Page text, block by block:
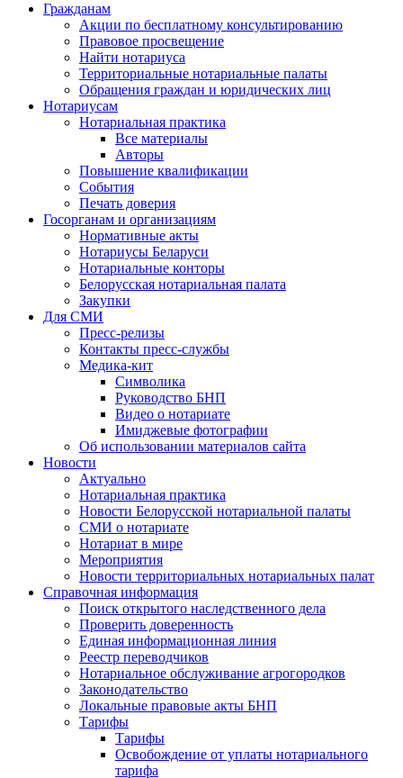
Гражданам
Акции по бесплатному консультированию
Правовое просвещение
Найти нотариуса
Территориальные нотариальные палаты
Обращения граждан и юридических лиц
Нотариусам
Нотариальная практика
Все материалы
Авторы
Повышение квалификации
События
Печать доверия
Госорганам и организациям
Нормативные акты
Нотариусы Беларуси
Нотариальные конторы
Белорусская нотариальная палата
Закупки
Для СМИ
Пресс-релизы
Контакты пресс-службы
Медика-кит
Символика
Руководство БНП
Видео о нотариате
Имиджевые фотографии
Об использовании материалов сайта
Новости
Актуально
Нотариальная практика
Новости Белорусской нотариальной палаты
СМИ о нотариате
Нотариат в мире
Мероприятия
Новости территориальных нотариальных палат
Справочная информация
Поиск открытого наследственного дела
Проверить доверенность
Единая информационная линия
Реестр переводчиков
Нотариальное обслуживание агрогородков
Законодательство
Локальные правовые акты БНП
Тарифы
Тарифы
Освобождение от уплаты нотариального
тарифа